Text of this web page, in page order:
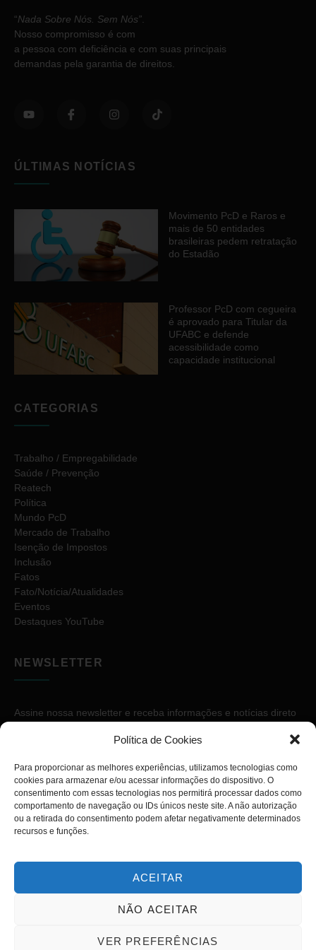
Política de Cookies
Para proporcionar as melhores experiências, utilizamos tecnologias como
cookies para armazenar e/ou acessar informações do dispositivo. O
consentimento com essas tecnologias nos permitirá processar dados como
comportamento de navegação ou IDs únicos neste site. A não autorização
ou a retirada do consentimento podem afetar negativamente determinados
recursos e funções.
ACEITAR
NÃO ACEITAR
VER PREFERÊNCIAS
“Nada Sobre Nós. Sem Nós”
Nosso compromisso é com
a pessoa com deficiência e com suas principais
demandas pela garantia de direitos.
ÚLTIMAS NOTÍCIAS
Movimento PcD e Raros e
mais de 50 entidades
brasileiras pedem retratação
do Estadão
Professor PcD com cegueira
é aprovado para Titular da
UFABC e defende
acessibilidade como
capacidade institucional
CATEGORIAS
Trabalho / Empregabilidade
Saúde / Prevenção
Reatech
Política
Mundo PcD
Mercado de Trabalho
Isenção de Impostos
Inclusão
Fatos
Fato/Notícia/Atualidades
Eventos
Destaques YouTube
NEWSLETTER
Assine nossa newsletter e receba informações e notícias direto
Copyright © 2026. Diário PcD. Todos os direitos reservados.